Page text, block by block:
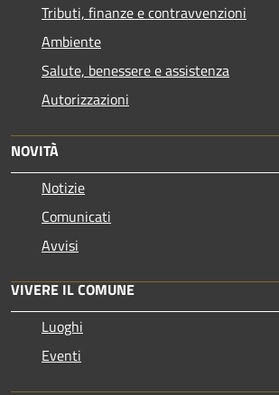
Tributi, finanze e contravvenzioni
Ambiente
Salute, benessere e assistenza
Autorizzazioni
NOVITÀ
Notizie
Comunicati
Avvisi
VIVERE IL COMUNE
Luoghi
Eventi